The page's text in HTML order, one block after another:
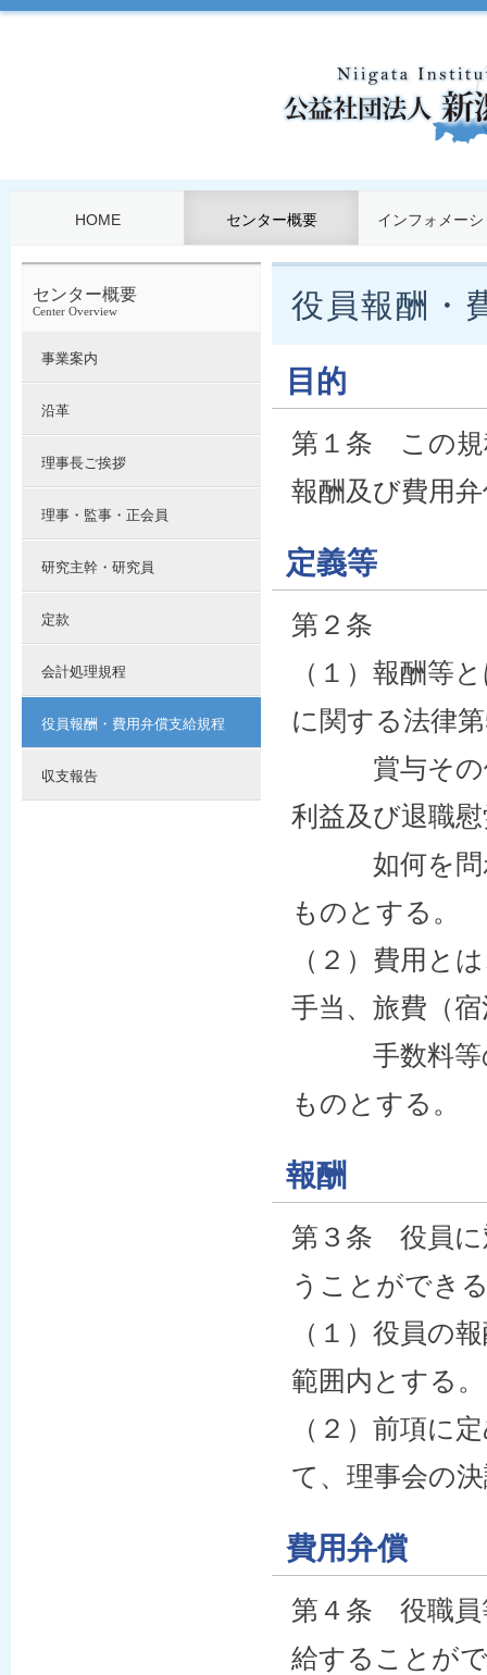
HOME センター概要 インフォメーシ
役員報酬・
目的
第１条 この規
報酬及び費用
定義等
第２条
（１）報酬等
に関する法律
賞与その他
利益及び退職
如何を問わ
ものとする。
（２）費用と
手当、旅費（
手数料等の
ものとする。
報酬
第３条 役員に
うことができ
（１）役員の
範囲内とする。
（２）前項に
て、理事会の
費用弁償
第４条 役職員
給することが
センター概要
Center Overview
事業案内
沿革
理事長ご挨拶
理事・監事・正会員
研究主幹・研究員
定款
会計処理規程
役員報酬・費用弁償支給規程
収支報告